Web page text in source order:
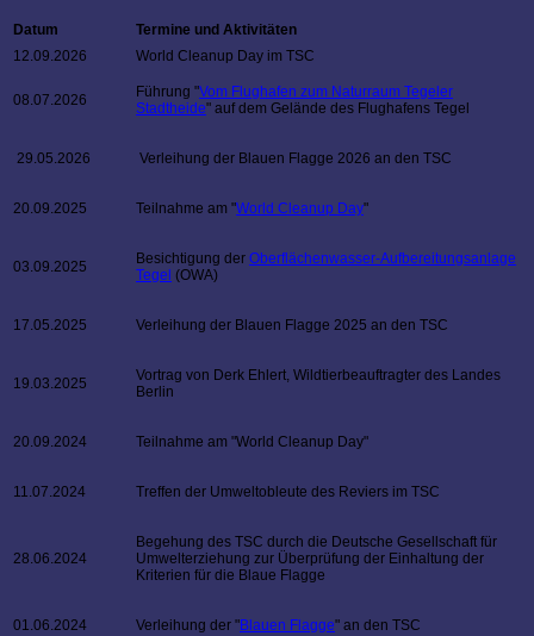
Datum
Termine und Aktivitäten
12.09.2026
World Cleanup Day im TSC
08.07.2026 Führung "Vom Flughafen zum Naturraum Tegeler
Stadtheide" auf dem Gelände des Flughafens Tegel
29.05.2026 Verleihung der Blauen Flagge 2026 an den TSC
20.09.2025 Teilnahme am "World Cleanup Day"
03.09.2025 Besichtigung der Oberflächenwasser-Aufbereitungsanlage
Tegel (OWA)
17.05.2025 Verleihung der Blauen Flagge 2025 an den TSC
19.03.2025
Vortrag von Derk Ehlert, Wildtierbeauftragter des Landes
Berlin
20.09.2024 Teilnahme am "World Cleanup Day"
11.07.2024 Treffen der Umweltobleute des Reviers im TSC
28.06.2024
Begehung des TSC durch die Deutsche Gesellschaft für
Umwelterziehung zur Überprüfung der Einhaltung der
Kriterien für die Blaue Flagge
01.06.2024 Verleihung der "Blauen Flagge" an den TSC